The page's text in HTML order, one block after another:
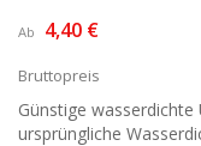
Ab 4,40 €
Bruttopreis
Günstige
ursprüngliche